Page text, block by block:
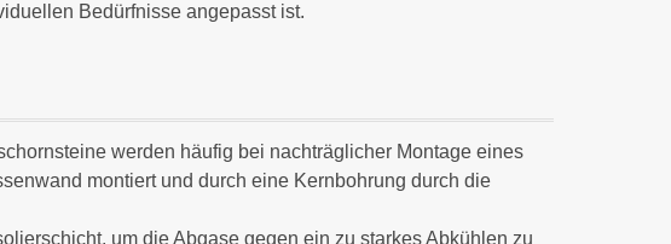
Bedürfnisse angepasst ist.
werden häufig bei nachträglicher Montage eines
montiert und durch eine Kernbohrung durch die
um die Abgase gegen ein zu starkes Abkühlen zu